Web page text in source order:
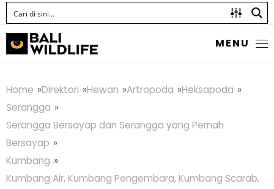
MENU
Home Direktori Hewan Artropoda
Heksapoda
Serangga
Serangga Bersayap dan Serangga yang Pernah
Bersayap
Kumbang
Kumbang Air, Kumbang Pengembara, Kumbang Scarab,